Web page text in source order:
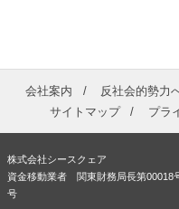
会社案内 反社会的勢力
サイトマップ
プラ
株式会社シースクェア
資金移動業者 関東財務局長第
号